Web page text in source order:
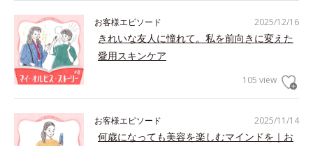
2025/12/16
お客様エピソード
きれいな友人に憧れて。私を前向きに変えた
愛用スキンケア
105 view
2025/11/14
お客様エピソード
何歳になっても美容を楽しむマインドを｜お